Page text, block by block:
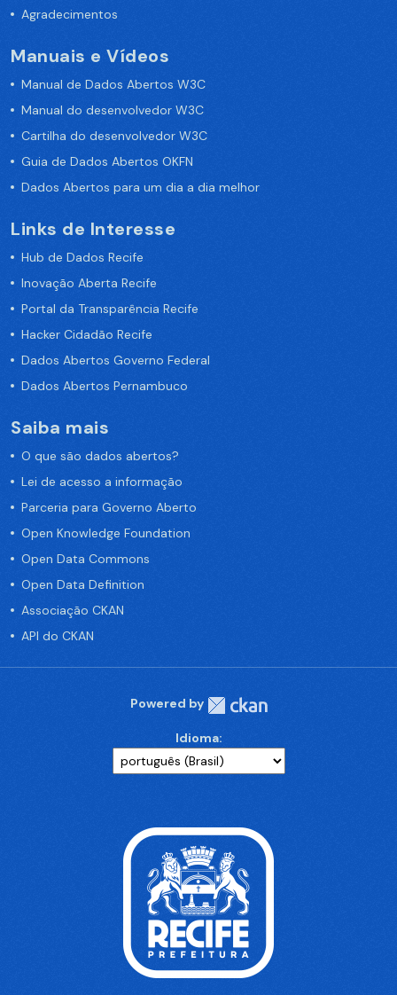
Agradecimentos
Manuais e Vídeos
Manual de Dados Abertos W3C
Manual do desenvolvedor W3C
Cartilha do desenvolvedor W3C
Guia de Dados Abertos OKFN
Dados Abertos para um dia a dia melhor
Links de Interesse
Hub de Dados Recife
Inovação Aberta Recife
Portal da Transparência Recife
Hacker Cidadão Recife
Dados Abertos Governo Federal
Dados Abertos Pernambuco
Saiba mais
O que são dados abertos?
Lei de acesso a informação
Parceria para Governo Aberto
Open Knowledge Foundation
Open Data Commons
Open Data Definition
Associação CKAN
API do CKAN
Powered by
Idioma